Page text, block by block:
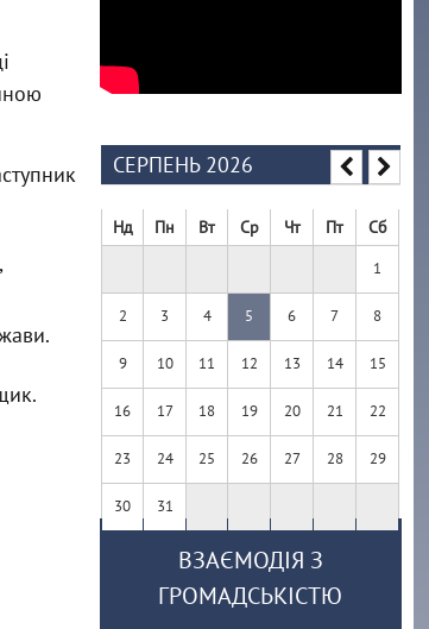
СЕРПЕНЬ 2026
Нд Пн Вт Ср Чт Пт Сб
1
2 3 4 5 6 7 8
9 10 11 12 13 14 15
16 17 18 19 20 21 22
23 24 25 26 27 28 29
30 31
ВЗАЄМОДІЯ З
ГРОМАДСЬКІСТЮ